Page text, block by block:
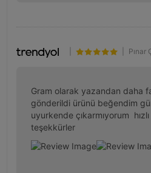
Pınar
Gram olarak yazandan daha
gönderildi ürünü beğendim
uyurkende çıkarmıyorum
teşekkürler